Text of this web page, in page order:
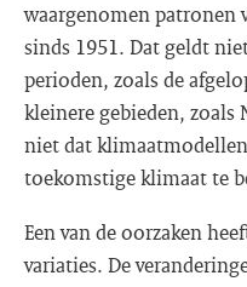
waargenomen patronen
sinds 1951. Dat geldt
perioden, zoals de
kleinere gebieden, zoals
niet dat
toekomstige klimaat te
Een van de oorzaken
variaties. De